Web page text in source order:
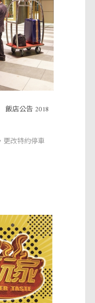
飯店公告 2018
更改特約停車